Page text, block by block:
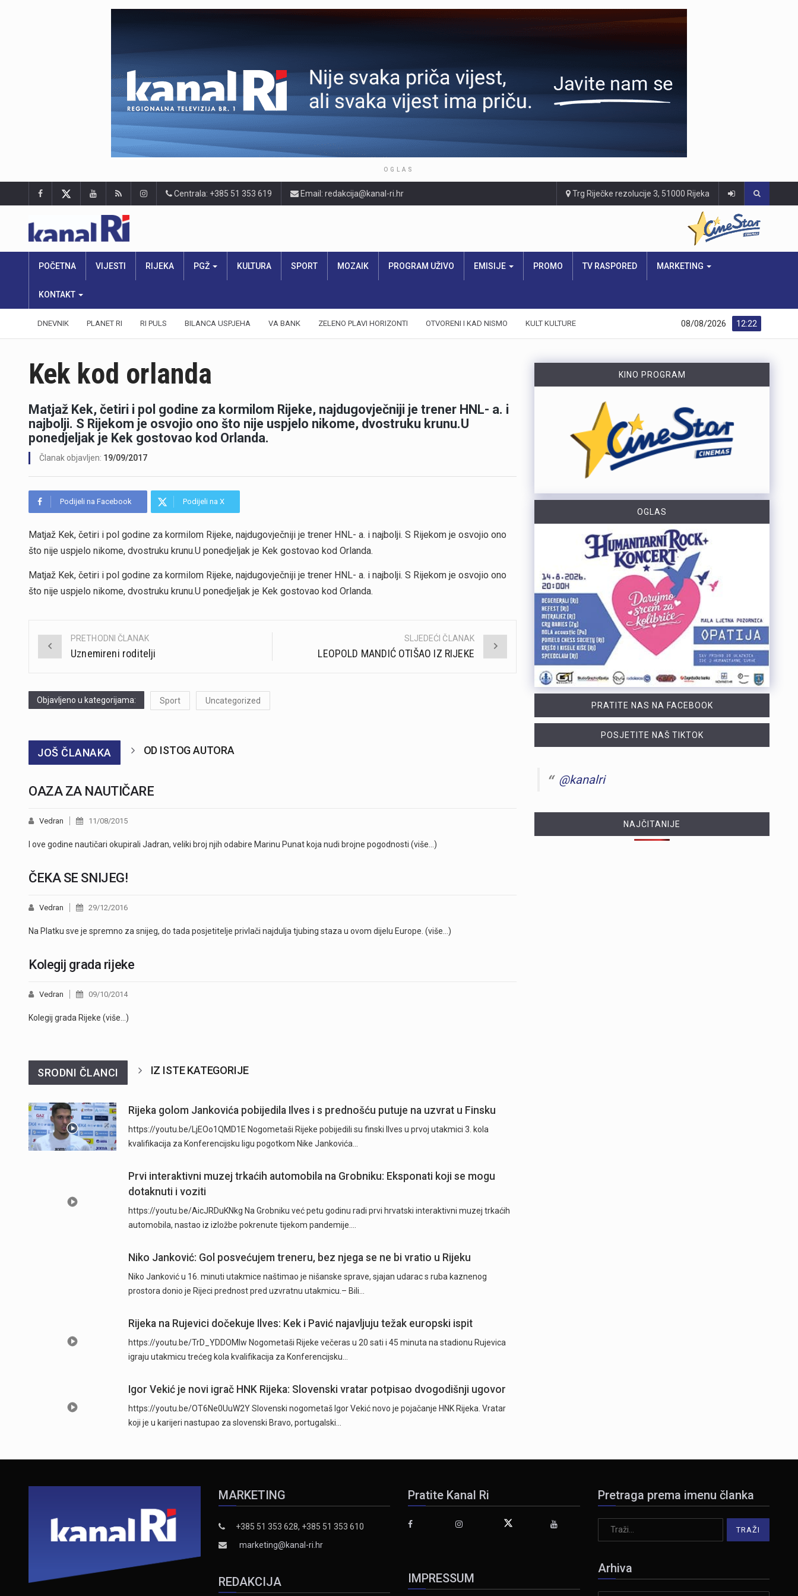
OGLAS
Centrala: +385 51 353 619 Email: redakcija@kanal-ri.hr Trg Riječke rezolucije 3, 51000 Rijeka
POČETNA VIJESTI RIJEKA PGŽ KULTURA SPORT MOZAIK PROGRAM UŽIVO EMISIJE PROMO TV RASPORED MARKETING
KONTAKT
DNEVNIK PLANET RI RI PULS BILANCA USPJEHA VA BANK ZELENO PLAVI HORIZONTI OTVORENI I KAD NISMO KULT KULTURE 12:22
08/08/2026
Kek kod orlanda
Matjaž Kek, četiri i pol godine za kormilom Rijeke, najdugovječniji je trener HNL- a. i
najbolji. S Rijekom je osvojio ono što nije uspjelo nikome, dvostruku krunu.U
ponedjeljak je Kek gostovao kod Orlanda.
Članak objavljen: 19/09/2017
Podijeli na Facebook Podijeli na X
Matjaž Kek, četiri i pol godine za kormilom Rijeke, najdugovječniji je trener HNL- a. i najbolji. S Rijekom je osvojio ono
što nije uspjelo nikome, dvostruku krunu.U ponedjeljak je Kek gostovao kod Orlanda.
Matjaž Kek, četiri i pol godine za kormilom Rijeke, najdugovječniji je trener HNL- a. i najbolji. S Rijekom je osvojio ono
što nije uspjelo nikome, dvostruku krunu.U ponedjeljak je Kek gostovao kod Orlanda.
Post
PRETHODNI ČLANAK
Uznemireni roditelji
SLJEDEĆI ČLANAK
LEOPOLD MANDIĆ OTIŠAO IZ RIJEKE
Objavljeno u kategorijama: Sport Uncategorized
JOŠ ČLANAKA OD ISTOG AUTORA
OAZA ZA NAUTIČARE
Vedran 11/08/2015
I ove godine nautičari okupirali Jadran, veliki broj njih odabire Marinu Punat koja nudi brojne pogodnosti (više…)
ČEKA SE SNIJEG!
Vedran 29/12/2016
Na Platku sve je spremno za snijeg, do tada posjetitelje privlači najdulja tjubing staza u ovom dijelu Europe. (više…)
Kolegij grada rijeke
Vedran 09/10/2014
Kolegij grada Rijeke (više…)
SRODNI ČLANCI IZ ISTE KATEGORIJE
Rijeka golom Jankovića pobijedila Ilves i s prednošću putuje na uzvrat u Finsku
https://youtu.be/LjEOo1QMD1E Nogometaši Rijeke pobijedili su finski Ilves u prvoj utakmici 3. kola
kvalifikacija za Konferencijsku ligu pogotkom Nike Jankovića…
Prvi interaktivni muzej trkaćih automobila na Grobniku: Eksponati koji se mogu
dotaknuti i voziti
https://youtu.be/AicJRDuKNkg Na Grobniku već petu godinu radi prvi hrvatski interaktivni muzej trkaćih
automobila, nastao iz izložbe pokrenute tijekom pandemije.…
Niko Janković: Gol posvećujem treneru, bez njega se ne bi vratio u Rijeku
Niko Janković u 16. minuti utakmice naštimao je nišanske sprave, sjajan udarac s ruba kaznenog
prostora donio je Rijeci prednost pred uzvratnu utakmicu.– Bili…
Rijeka na Rujevici dočekuje Ilves: Kek i Pavić najavljuju težak europski ispit
https://youtu.be/TrD_YDDOMIw Nogometaši Rijeke večeras u 20 sati i 45 minuta na stadionu Rujevica
igraju utakmicu trećeg kola kvalifikacija za Konferencijsku…
Igor Vekić je novi igrač HNK Rijeka: Slovenski vratar potpisao dvogodišnji ugovor
https://youtu.be/OT6Ne0UuW2Y Slovenski nogometaš Igor Vekić novo je pojačanje HNK Rijeka. Vratar
koji je u karijeri nastupao za slovenski Bravo, portugalski…
KINO PROGRAM
OGLAS
PRATITE NAS NA FACEBOOK
POSJETITE NAŠ TIKTOK
@kanalri
NAJČITANIJE
MARKETING
+385 51 353 628, +385 51 353 610
marketing@kanal-ri.hr
REDAKCIJA
Pratite Kanal Ri
IMPRESSUM
Pretraga prema imenu članka
Arhiva